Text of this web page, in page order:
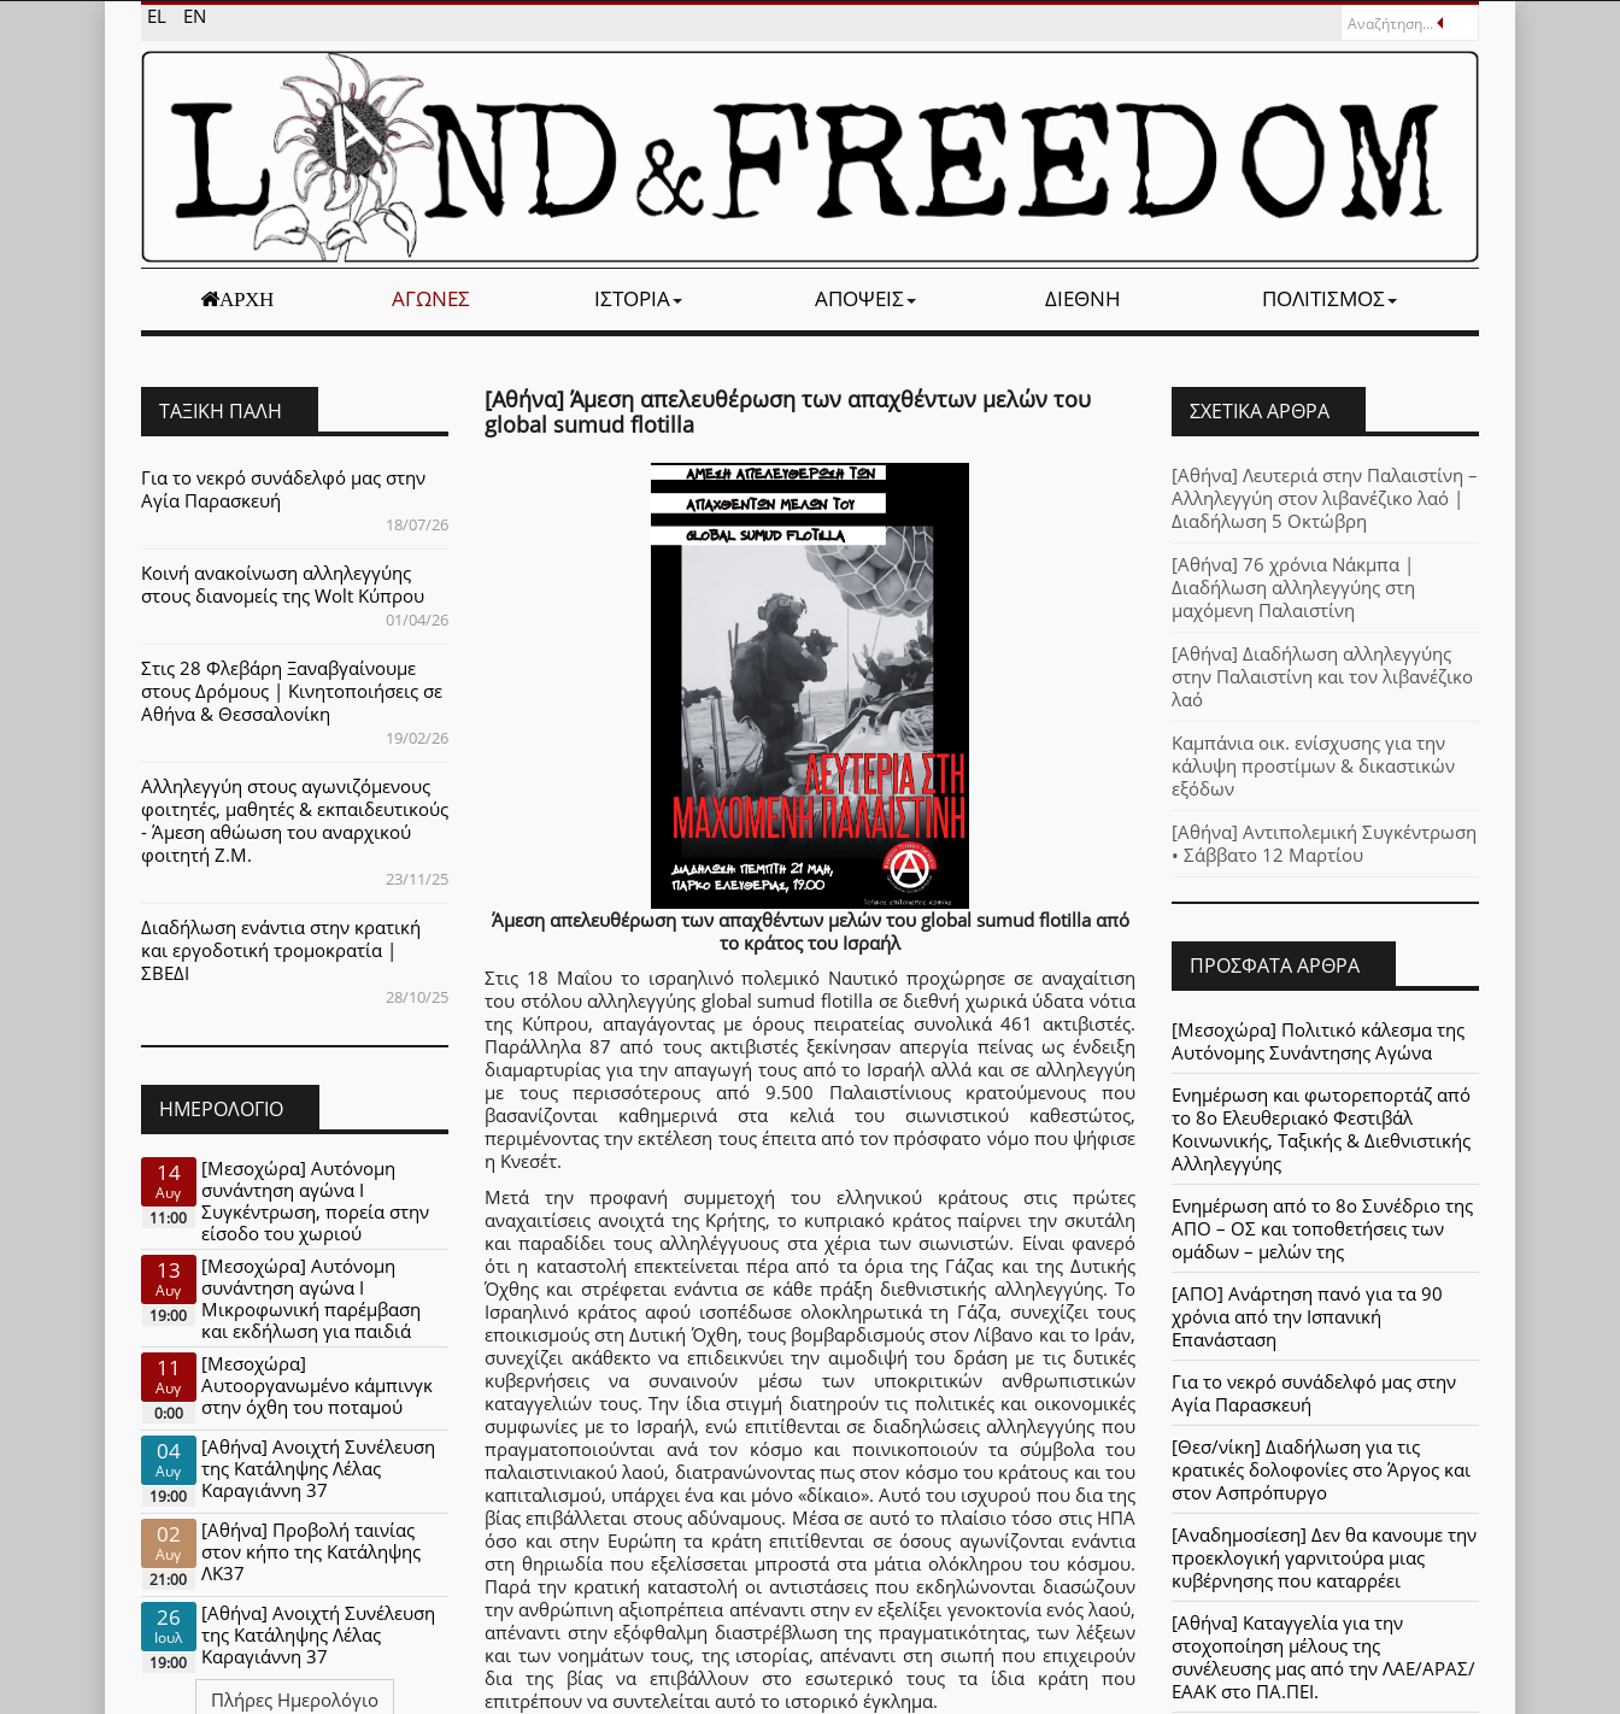
EL EN
ΑΡΧΉ ΑΓΏΝΕΣ ΙΣΤΟΡΊΑ ΑΠΌΨΕΙΣ ΔΙΕΘΝΉ ΠΟΛΙΤΙΣΜΌΣ
[Αθήνα] Άμεση απελευθέρωση των απαχθέντων μελών του
global sumud flotilla
Άμεση απελευθέρωση των απαχθέντων μελών του global sumud flotilla από
το κράτος του Ισραήλ
Στις 18 Μαΐου το ισραηλινό πολεμικό Ναυτικό προχώρησε σε αναχαίτιση
του στόλου αλληλεγγύης global sumud flotilla σε διεθνή χωρικά ύδατα νότια
της Κύπρου, απαγάγοντας με όρους πειρατείας συνολικά 461 ακτιβιστές.
Παράλληλα 87 από τους ακτιβιστές ξεκίνησαν απεργία πείνας ως ένδειξη
διαμαρτυρίας για την απαγωγή τους από το Ισραήλ αλλά και σε αλληλεγγύη
με τους περισσότερους από 9.500 Παλαιστίνιους κρατούμενους που
βασανίζονται καθημερινά στα κελιά του σιωνιστικού καθεστώτος,
περιμένοντας την εκτέλεση τους έπειτα από τον πρόσφατο νόμο που ψήφισε
η Κνεσέτ.
Μετά την προφανή συμμετοχή του ελληνικού κράτους στις πρώτες
αναχαιτίσεις ανοιχτά της Κρήτης, το κυπριακό κράτος παίρνει την σκυτάλη
και παραδίδει τους αλληλέγγυους στα χέρια των σιωνιστών. Είναι φανερό
ότι η καταστολή επεκτείνεται πέρα από τα όρια της Γάζας και της Δυτικής
Όχθης και στρέφεται ενάντια σε κάθε πράξη διεθνιστικής αλληλεγγύης. Το
Ισραηλινό κράτος αφού ισοπέδωσε ολοκληρωτικά τη Γάζα, συνεχίζει τους
εποικισμούς στη Δυτική Όχθη, τους βομβαρδισμούς στον Λίβανο και το Ιράν,
συνεχίζει ακάθεκτο να επιδεικνύει την αιμοδιψή του δράση με τις δυτικές
κυβερνήσεις να συναινούν μέσω των υποκριτικών ανθρωπιστικών
καταγγελιών τους. Την ίδια στιγμή διατηρούν τις πολιτικές και οικονομικές
συμφωνίες με το Ισραήλ, ενώ επιτίθενται σε διαδηλώσεις αλληλεγγύης που
πραγματοποιούνται ανά τον κόσμο και ποινικοποιούν τα σύμβολα του
παλαιστινιακού λαού, διατρανώνοντας πως στον κόσμο του κράτους και του
καπιταλισμού, υπάρχει ένα και μόνο «δίκαιο». Αυτό του ισχυρού που δια της
βίας επιβάλλεται στους αδύναμους. Μέσα σε αυτό το πλαίσιο τόσο στις ΗΠΑ
όσο και στην Ευρώπη τα κράτη επιτίθενται σε όσους αγωνίζονται ενάντια
στη θηριωδία που εξελίσσεται μπροστά στα μάτια ολόκληρου του κόσμου.
Παρά την κρατική καταστολή οι αντιστάσεις που εκδηλώνονται διασώζουν
την ανθρώπινη αξιοπρέπεια απέναντι στην εν εξελίξει γενοκτονία ενός λαού,
απέναντι στην εξόφθαλμη διαστρέβλωση της πραγματικότητας, των λέξεων
και των νοημάτων τους, της ιστορίας, απέναντι στη σιωπή που επιχειρούν
δια της βίας να επιβάλλουν στο εσωτερικό τους τα ίδια κράτη που
επιτρέπουν να συντελείται αυτό το ιστορικό έγκλημα.
ΤΑΞΙΚΉ ΠΆΛΗ
Για το νεκρό συνάδελφό μας στην
Αγία Παρασκευή
18/07/26
Κοινή ανακοίνωση αλληλεγγύης
στους διανομείς της Wolt Κύπρου
01/04/26
Στις 28 Φλεβάρη Ξαναβγαίνουμε
στους Δρόμους | Κινητοποιήσεις σε
Αθήνα & Θεσσαλονίκη
19/02/26
Αλληλεγγύη στους αγωνιζόμενους
φοιτητές, μαθητές & εκπαιδευτικούς
- Άμεση αθώωση του αναρχικού
φοιτητή Ζ.Μ.
23/11/25
Διαδήλωση ενάντια στην κρατική
και εργοδοτική τρομοκρατία |
ΣΒΕΔΙ
28/10/25
ΗΜΕΡΟΛΌΓΙΟ
14
Αυγ
11:00
[Μεσοχώρα] Αυτόνομη
συνάντηση αγώνα Ι
Συγκέντρωση, πορεία στην
είσοδο του χωριού
13
Αυγ
19:00
[Μεσοχώρα] Αυτόνομη
συνάντηση αγώνα Ι
Μικροφωνική παρέμβαση
και εκδήλωση για παιδιά
11
Αυγ
0:00
[Μεσοχώρα]
Αυτοοργανωμένο κάμπινγκ
στην όχθη του ποταμού
04
Αυγ
19:00
[Αθήνα] Ανοιχτή Συνέλευση
της Κατάληψης Λέλας
Καραγιάννη 37
02
Αυγ
21:00
[Αθήνα] Προβολή ταινίας
στον κήπο της Κατάληψης
ΛΚ37
26
Ιουλ
19:00
[Αθήνα] Ανοιχτή Συνέλευση
της Κατάληψης Λέλας
Καραγιάννη 37
Πλήρες Ημερολόγιο
ΣΧΕΤΙΚΆ ΆΡΘΡΑ
[Αθήνα] Λευτεριά στην Παλαιστίνη –
Αλληλεγγύη στον λιβανέζικο λαό |
Διαδήλωση 5 Οκτώβρη
[Αθήνα] 76 χρόνια Νάκμπα |
Διαδήλωση αλληλεγγύης στη
μαχόμενη Παλαιστίνη
[Αθήνα] Διαδήλωση αλληλεγγύης
στην Παλαιστίνη και τον λιβανέζικο
λαό
Καμπάνια οικ. ενίσχυσης για την
κάλυψη προστίμων & δικαστικών
εξόδων
[Αθήνα] Αντιπολεμική Συγκέντρωση
• Σάββατο 12 Μαρτίου
ΠΡΌΣΦΑΤΑ ΆΡΘΡΑ
[Μεσοχώρα] Πολιτικό κάλεσμα της
Αυτόνομης Συνάντησης Αγώνα
Ενημέρωση και φωτορεπορτάζ από
το 8ο Ελευθεριακό Φεστιβάλ
Κοινωνικής, Ταξικής & Διεθνιστικής
Αλληλεγγύης
Ενημέρωση από το 8ο Συνέδριο της
ΑΠΟ – ΟΣ και τοποθετήσεις των
ομάδων – μελών της
[ΑΠΟ] Ανάρτηση πανό για τα 90
χρόνια από την Ισπανική
Επανάσταση
Για το νεκρό συνάδελφό μας στην
Αγία Παρασκευή
[Θεσ/νίκη] Διαδήλωση για τις
κρατικές δολοφονίες στο Άργος και
στον Ασπρόπυργο
[Αναδημοσίεση] Δεν θα κανουμε την
προεκλογική γαρνιτούρα μιας
κυβέρνησης που καταρρέει
[Αθήνα] Καταγγελία για την
στοχοποίηση μέλους της
συνέλευσης μας από την ΛΑΕ/ΑΡΑΣ/
ΕΑΑΚ στο ΠΑ.ΠΕΙ.